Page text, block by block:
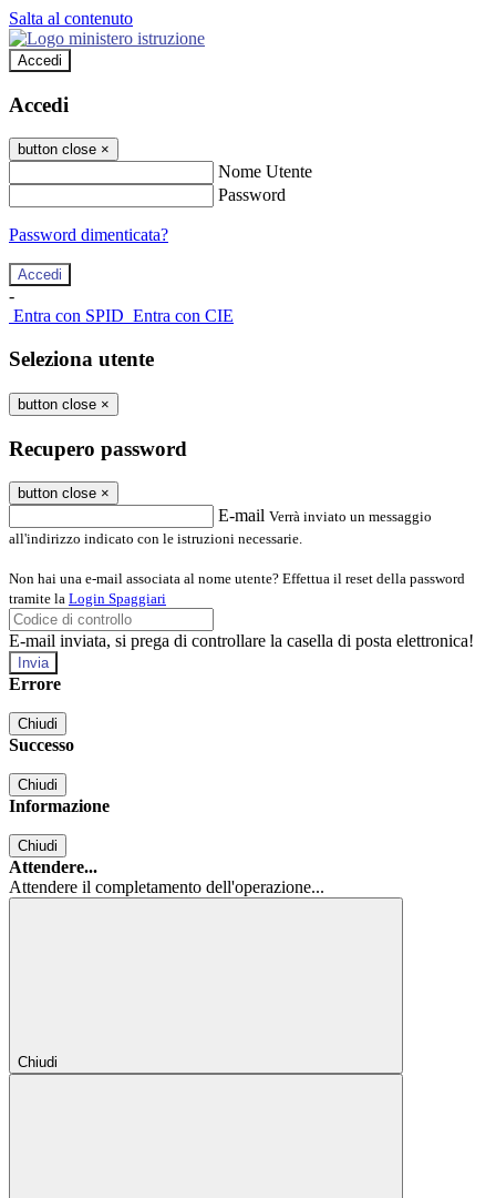
Salta al contenuto
Accedi
Accedi
button close ×
Nome Utente
Password
Password dimenticata?
-
Entra con SPID Entra con CIE
Seleziona utente
button close ×
Recupero password
button close ×
E-mail Verrà inviato un messaggio
all'indirizzo indicato con le istruzioni necessarie.
Non hai una e-mail associata al nome utente? Effettua il reset della password
tramite la Login Spaggiari
E-mail inviata, si prega di controllare la casella di posta elettronica!
Errore
Chiudi
Successo
Chiudi
Informazione
Chiudi
Attendere...
Attendere il completamento dell'operazione...
Chiudi